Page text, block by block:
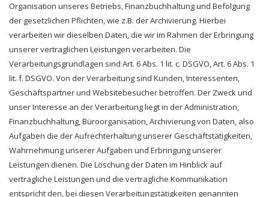
Organisation unseres Betriebs, Finanzbuchhaltung und Befolgung
der gesetzlichen Pflichten, wie z.B. der Archivierung. Hierbei
verarbeiten wir dieselben Daten, die wir im Rahmen der Erbringung
unserer vertraglichen Leistungen verarbeiten. Die
Verarbeitungsgrundlagen sind Art. 6 Abs. 1 lit. c. DSGVO, Art. 6 Abs. 1
lit. f. DSGVO. Von der Verarbeitung sind Kunden, Interessenten,
Geschäftspartner und Websitebesucher betroffen. Der Zweck und
unser Interesse an der Verarbeitung liegt in der Administration,
Finanzbuchhaltung, Büroorganisation, Archivierung von Daten, also
Aufgaben die der Aufrechterhaltung unserer Geschäftstätigkeiten,
Wahrnehmung unserer Aufgaben und Erbringung unserer
Leistungen dienen. Die Löschung der Daten im Hinblick auf
vertragliche Leistungen und die vertragliche Kommunikation
entspricht den, bei diesen Verarbeitungstätigkeiten genannten